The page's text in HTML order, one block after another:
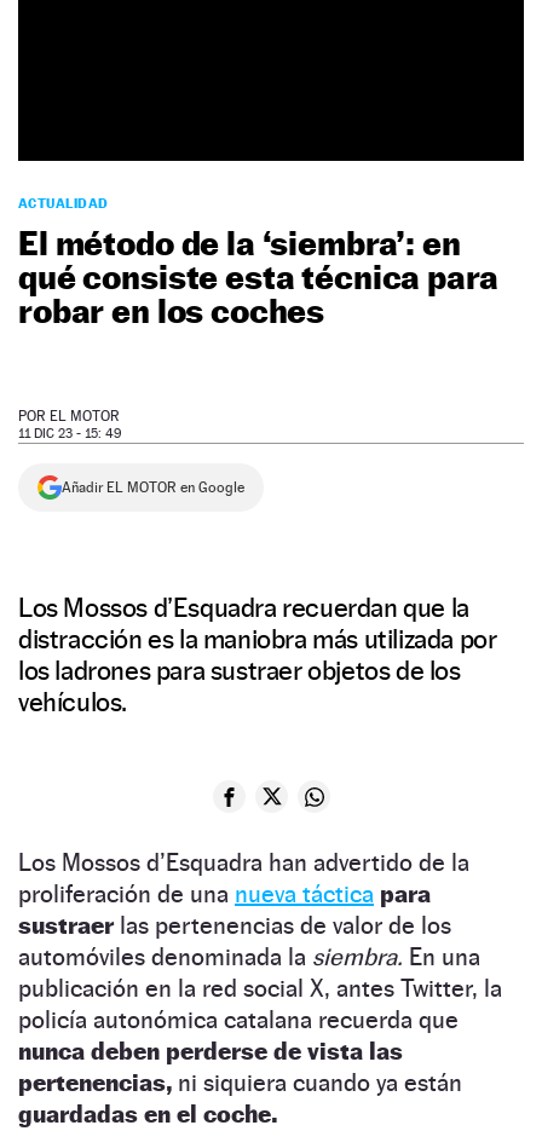
ACTUALIDAD
El método de la ‘siembra’: en
qué consiste esta técnica para
robar en los coches
POR EL MOTOR
11 DIC 23 - 15: 49
Añadir EL MOTOR en Google
Los Mossos d’Esquadra recuerdan que la
distracción es la maniobra más utilizada por
los ladrones para sustraer objetos de los
vehículos.
Los Mossos d’Esquadra han advertido de la
proliferación de una nueva táctica para
sustraerlas pertenencias de valor de los
automóviles denominada la siembra. En una
publicación en la red social X, antes Twitter, la
policía autonómica catalana recuerda que
nunca deben perderse de vista las
pertenencias, ni siquiera cuando ya están
guardadas en el coche.